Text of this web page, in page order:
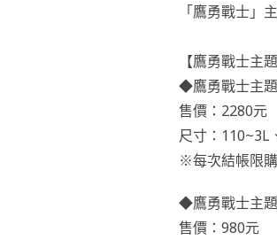
「鷹勇戰士」
【鷹勇戰士主
◆鷹勇戰士主
售價：2280元
尺寸：110~3L
※每次結帳限
◆鷹勇戰士主
售價：980元